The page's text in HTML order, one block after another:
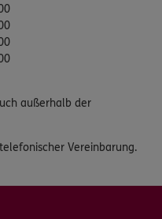
außerhalb der
Vereinbarung.